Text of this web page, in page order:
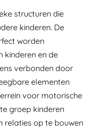
structuren die
kinderen. De
worden
kinderen en de
verbonden door
elementen
voor motorische
groep kinderen
relaties op te bouwen